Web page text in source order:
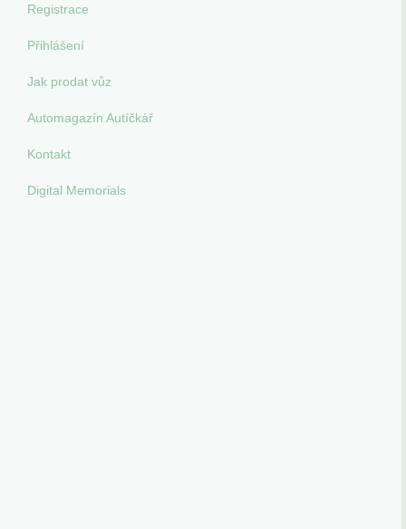
Registrace
Přihlášení
Jak prodat vůz
Automagazín Autíčkář
Kontakt
Digital Memorials